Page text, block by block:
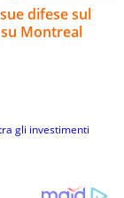
difese sul
su Montreal
gli investimenti